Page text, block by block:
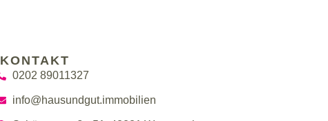
KONTAKT
0202 89011327
info@hausundgut.immobilien